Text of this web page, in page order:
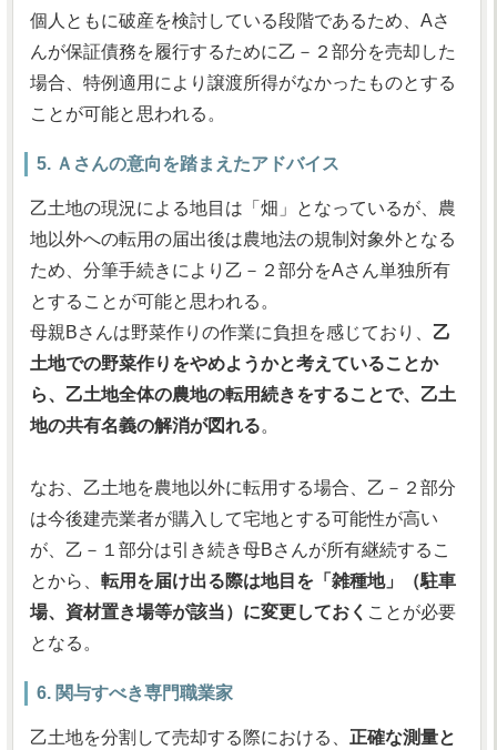
個人ともに破産を検討している段階であるため、Aさ
んが保証債務を履行するために乙－２部分を売却した
場合、特例適用により譲渡所得がなかったものとする
ことが可能と思われる。
5. Ａさんの意向を踏まえたアドバイス
乙土地の現況による地目は「畑」となっているが、農
地以外への転用の届出後は農地法の規制対象外となる
ため、分筆手続きにより乙－２部分をAさん単独所有
とすることが可能と思われる。
母親Bさんは野菜作りの作業に負担を感じており、 乙
土地での野菜作りをやめようかと考えていることか
ら、乙土地全体の農地の転用続きをすることで、乙土
地の共有名義の解消が図れる。
なお、乙土地を農地以外に転用する場合、乙－２部分
は今後建売業者が購入して宅地とする可能性が高い
が、乙－１部分は引き続き母Bさんが所有継続するこ
とから、 転用を届け出る際は地目を「雑種地」（駐車
場、資材置き場等が該当）に変更しておく ことが必要
となる。
6. 関与すべき専門職業家
乙土地を分割して売却する際における、 正確な測量と